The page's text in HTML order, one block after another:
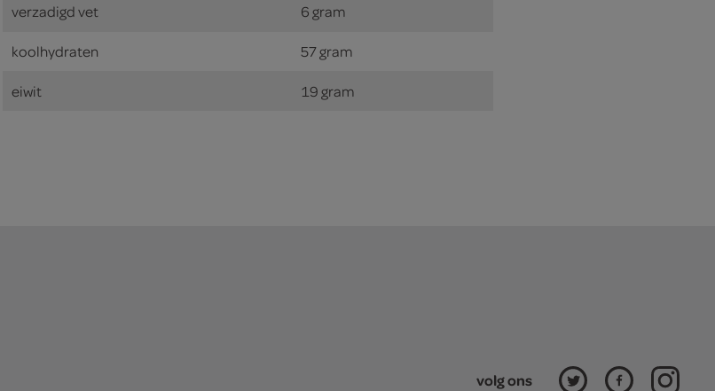
verzadigd vet 6 gram
koolhydraten 57 gram
eiwit 19 gram
volg ons